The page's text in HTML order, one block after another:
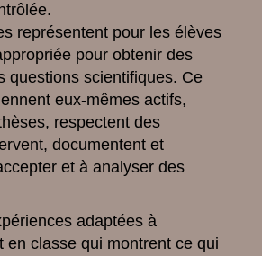
représentent pour les élèves
pour obtenir des
questions scientifiques. Ce
eux-mêmes actifs,
respectent des
documentent et
et à analyser des
adaptées à
en classe qui montrent ce qui